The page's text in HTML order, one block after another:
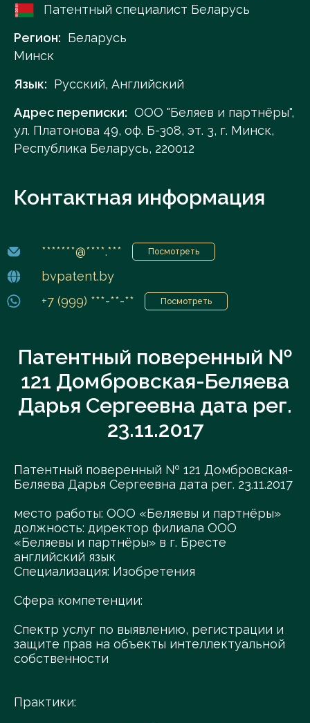
Патентный специалист Беларусь
Регион: Беларусь
Минск
Язык: Русский, Английский
Адрес переписки: ООО "Беляев и партнёры",
ул. Платонова 49, оф. Б-308, эт. 3, г. Минск,
Республика Беларусь, 220012
Контактная информация
*******@****.*** Посмотреть
bvpatent.by
+7 (999) ***-**-**
Посмотреть
Патентный поверенный №
121 Домбровская-Беляева
Дарья Сергеевна дата рег.
23.11.2017
Патентный поверенный № 121 Домбровская-
Беляева Дарья Сергеевна дата рег. 23.11.2017
место работы: ООО «Беляевы и партнёры»
должность: директор филиала ООО
«Беляевы и партнёры» в г. Бресте
английский язык
Специализация: Изобретения
Сфера компетенции:
Спектр услуг по выявлению, регистрации и
защите прав на объекты интеллектуальной
собственности
Практики: